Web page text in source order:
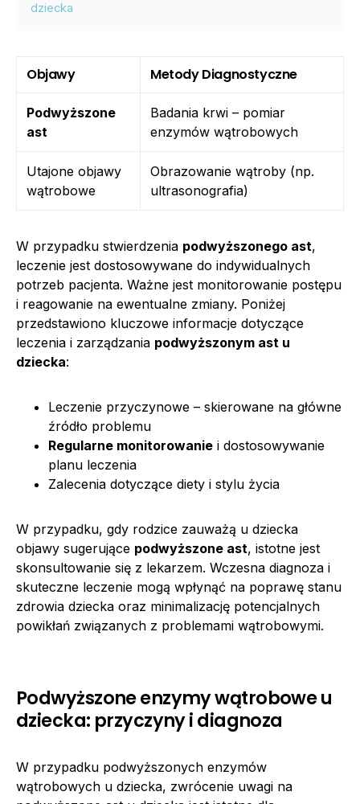
dziecka
Objawy Metody Diagnostyczne
Podwyższone
ast
Badania krwi – pomiar
enzymów wątrobowych
Utajone objawy
wątrobowe
Obrazowanie wątroby (np.
ultrasonografia)
W przypadku stwierdzenia podwyższonego ast,
leczenie jest dostosowywane do indywidualnych
potrzeb pacjenta. Ważne jest monitorowanie postępu
i reagowanie na ewentualne zmiany. Poniżej
przedstawiono kluczowe informacje dotyczące
leczenia i zarządzania podwyższonym ast u
dziecka:
Leczenie przyczynowe – skierowane na główne
źródło problemu
Regularne monitorowanie i dostosowywanie
planu leczenia
Zalecenia dotyczące diety i stylu życia
W przypadku, gdy rodzice zauważą u dziecka
objawy sugerujące podwyższone ast, istotne jest
skonsultowanie się z lekarzem. Wczesna diagnoza i
skuteczne leczenie mogą wpłynąć na poprawę stanu
zdrowia dziecka oraz minimalizację potencjalnych
powikłań związanych z problemami wątrobowymi.
Podwyższone enzymy wątrobowe u
dziecka: przyczyny i diagnoza
W przypadku podwyższonych enzymów
wątrobowych u dziecka, zwrócenie uwagi na